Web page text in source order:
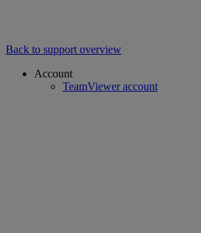
Back to support overview
Account
TeamViewer account